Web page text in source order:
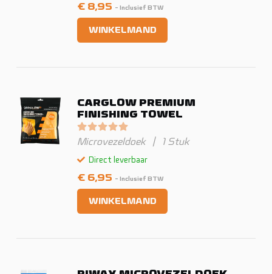
€ 8,95 - Inclusief BTW
WINKELMAND
CARGLOW PREMIUM
FINISHING TOWEL
Gewaardeerd 0uit 5
Microvezeldoek | 1 Stuk
Direct leverbaar
€ 6,95 - Inclusief BTW
WINKELMAND